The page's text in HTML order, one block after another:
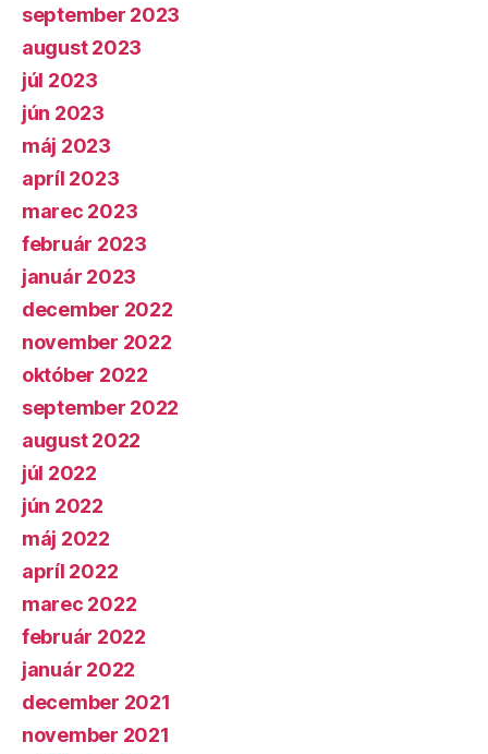
september 2023
august 2023
júl 2023
jún 2023
máj 2023
apríl 2023
marec 2023
február 2023
január 2023
december 2022
november 2022
október 2022
september 2022
august 2022
júl 2022
jún 2022
máj 2022
apríl 2022
marec 2022
február 2022
január 2022
december 2021
november 2021